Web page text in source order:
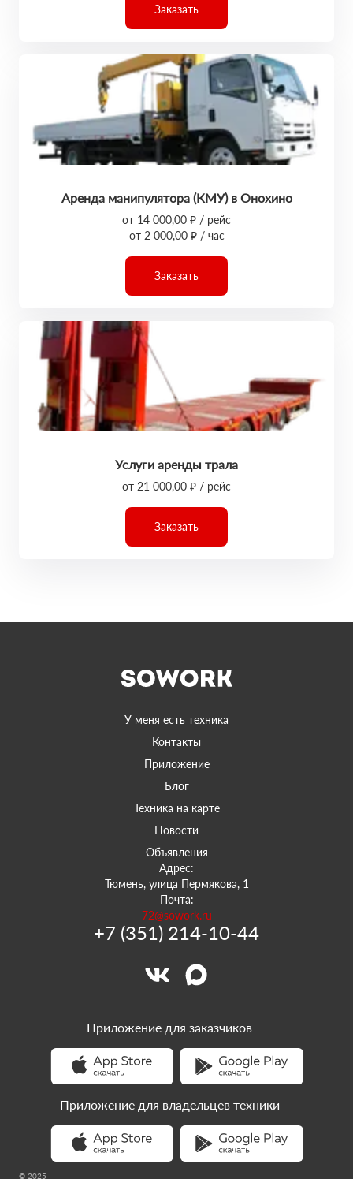
Заказать
Аренда манипулятора (КМУ) в Онохино
от 14 000,00 ₽ / рейс
от 2 000,00 ₽ / час
Заказать
Услуги аренды трала
от 21 000,00 ₽ / рейс
Заказать
У меня есть техника
Контакты
Приложение
Блог
Техника на карте
Новости
Объявления
Адрес:
Тюмень, улица Пермякова, 1
Почта:
72@sowork.ru
+7 (351) 214-10-44
© 2025
Приложение для заказчиков
Приложение для владельцев техники